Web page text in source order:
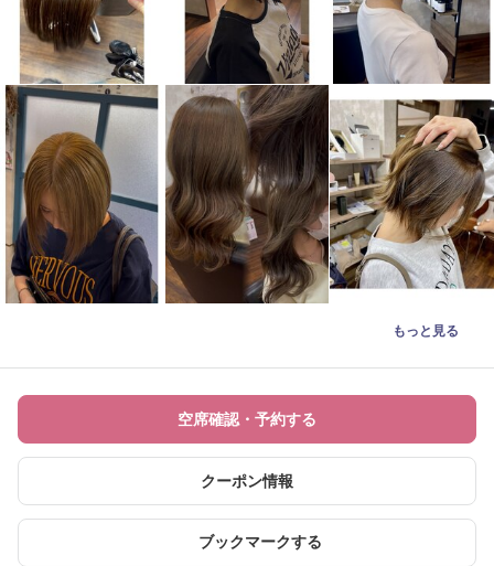
もっと見る
空席確認・予約する
クーポン情報
ブックマークする